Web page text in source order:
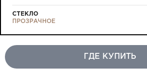
Проекты
СТЕКЛО
ПРОЗРАЧНОЕ
ГДЕ КУПИТЬ